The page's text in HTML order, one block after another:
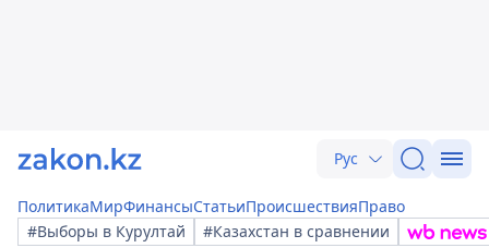
Рус
ПолитикаМирФинансыСтатьиПроисшествияПраво
#Выборы в Курултай
#Казахстан в сравнении